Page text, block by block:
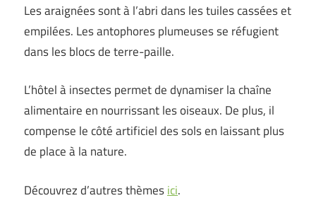
Les araignées sont à l’abri dans les tuiles cassées et
empilées. Les antophores plumeuses se réfugient
dans les blocs de terre-paille.
L’hôtel à insectes permet de dynamiser la chaîne
alimentaire en nourrissant les oiseaux. De plus, il
compense le côté artificiel des sols en laissant plus
de place à la nature.
Découvrez d’autres thèmesici.